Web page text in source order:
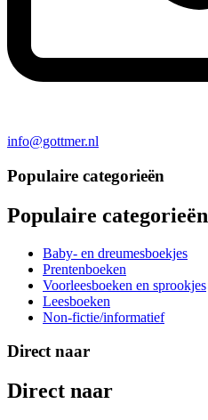
info@gottmer.nl
Populaire categorieën
Populaire categorieën
Baby- en dreumesboekjes
Prentenboeken
Voorleesboeken en sprookjes
Leesboeken
Non-fictie/informatief
Direct naar
Direct naar